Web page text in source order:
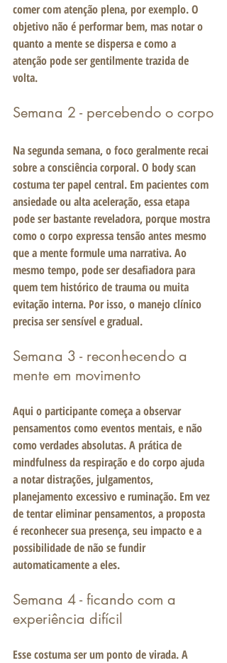
comer com atenção plena, por exemplo. O
objetivo não é performar bem, mas notar o
quanto a mente se dispersa e como a
atenção pode ser gentilmente trazida de
volta.
Semana 2 - percebendo o corpo
Na segunda semana, o foco geralmente recai
sobre a consciência corporal. O body scan
costuma ter papel central. Em pacientes com
ansiedade ou alta aceleração, essa etapa
pode ser bastante reveladora, porque mostra
como o corpo expressa tensão antes mesmo
que a mente formule uma narrativa. Ao
mesmo tempo, pode ser desafiadora para
quem tem histórico de trauma ou muita
evitação interna. Por isso, o manejo clínico
precisa ser sensível e gradual.
Semana 3 - reconhecendo a
mente em movimento
Aqui o participante começa a observar
pensamentos como eventos mentais, e não
como verdades absolutas. A prática de
mindfulness da respiração e do corpo ajuda
a notar distrações, julgamentos,
planejamento excessivo e ruminação. Em vez
de tentar eliminar pensamentos, a proposta
é reconhecer sua presença, seu impacto e a
possibilidade de não se fundir
automaticamente a eles.
Semana 4 - ficando com a
experiência difícil
Esse costuma ser um ponto de virada. A